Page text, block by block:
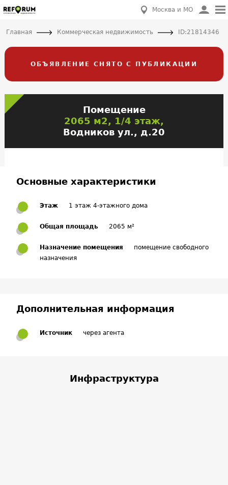
Москва и МО
Главная Коммерческая недвижимость ID:21814346
ОБЪЯВЛЕНИЕ СНЯТО С ПУБЛИКАЦИИ
Помещение
2065 м2, 1/4 этаж,
Водников ул., д.20
Основные характеристики
Этаж 1 этаж 4-этажного дома
Общая площадь 2065 м²
Назначение помещения
помещение свободного
назначения
Дополнительная информация
Источник через агента
Инфраструктура